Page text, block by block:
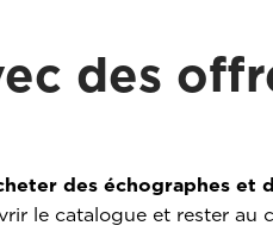
des
des échographes et
le catalogue et rester au